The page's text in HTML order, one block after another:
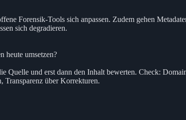
Forensik-Tools sich anpassen. Zudem gehen
sich degradieren.
heute umsetzen?
Quelle und erst dann den Inhalt bewerten. Check:
Transparenz über Korrekturen.